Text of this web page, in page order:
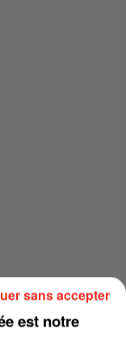
est notre
sans accepter